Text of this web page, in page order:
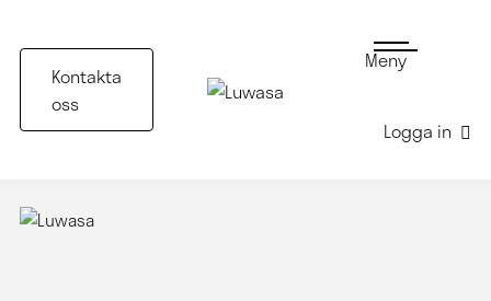
Kontakta
oss
Meny
Logga in